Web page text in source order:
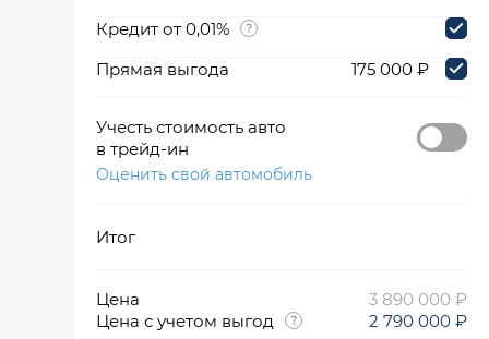
Кредит от 0,01%
Прямая выгода
175 000 ₽
Учесть стоимость авто
в трейд-ин
Оценить свой автомобиль
Итог
Цена
3 890 000 ₽
Цена с учетом выгод
2 790 000 ₽